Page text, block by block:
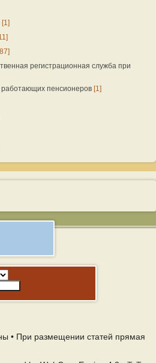
[1]
регистрационная служба при
работающих пенсионеров [1]
• При размещении статей прямая